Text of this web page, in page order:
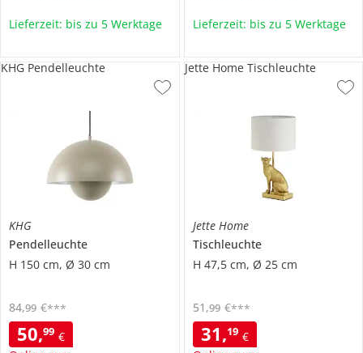
Lieferzeit: bis zu 5 Werktage Lieferzeit: bis zu 5 Werktage
KHG
Pendelleuchte
H 150 cm, Ø 30 cm
50,99 €
84,99 €***
KHG Pendelleuchte
Jette Home
Tischleuchte
H 47,5 cm, Ø 25 cm
31,19 €
51 ,99 €***
Jette Home Tischleuchte